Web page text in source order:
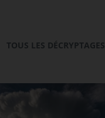
TOUS LES DÉCRYPTAGES